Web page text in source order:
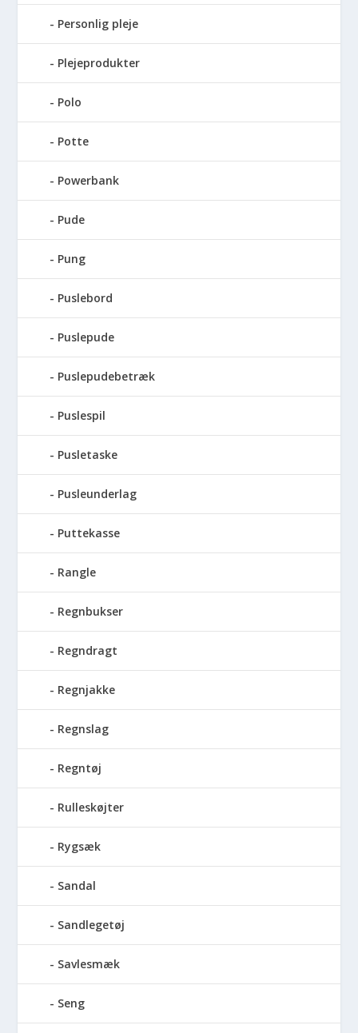
Personlig pleje
Plejeprodukter
Polo
Potte
Powerbank
Pude
Pung
Puslebord
Puslepude
Puslepudebetræk
Puslespil
Pusletaske
Pusleunderlag
Puttekasse
Rangle
Regnbukser
Regndragt
Regnjakke
Regnslag
Regntøj
Rulleskøjter
Rygsæk
Sandal
Sandlegetøj
Savlesmæk
Seng